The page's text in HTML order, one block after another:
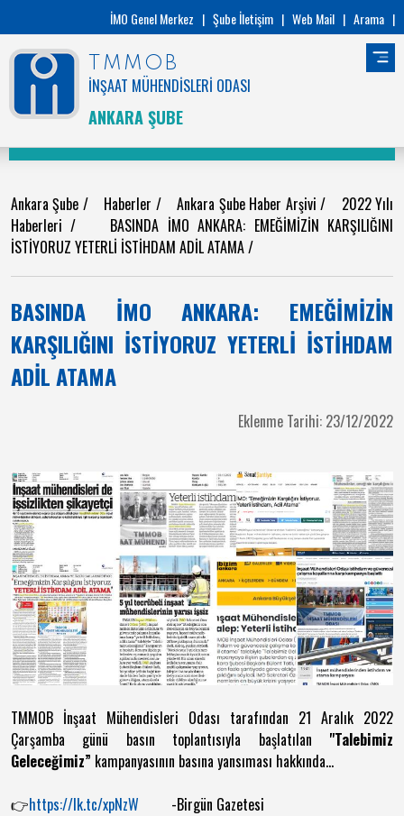
İMO Genel Merkez | Şube İletişim | Web Mail | Arama |
TMMOB
İNŞAAT MÜHENDİSLERİ ODASI
ANKARA ŞUBE
Ankara Şube / Haberler /Ankara Şube Haber Arşivi/ 2022 Yılı
Haberleri/ BASINDA İMO ANKARA: EMEĞİMİZİN KARŞILIĞINI
İSTİYORUZ YETERLİ İSTİHDAM ADİL ATAMA/
BASINDA İMO ANKARA: EMEĞİMİZİN
KARŞILIĞINI İSTİYORUZ YETERLİ İSTİHDAM
ADİL ATAMA
Eklenme Tarihi: 23/12/2022
TMMOB İnşaat Mühendisleri Odası tarafından 21 Aralık 2022
Çarşamba günü basın toplantısıyla başlatılan "Talebimiz
Geleceğimiz” kampanyasının basına yansıması hakkında...
👉https://lk.tc/xpNzW -Birgün Gazetesi